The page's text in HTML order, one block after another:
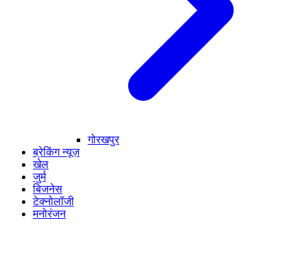
गोरखपुर
ब्रेकिंग न्यूज़
खेल
जुर्म
बिजनेस
टेक्नोलॉजी
मनोरंजन